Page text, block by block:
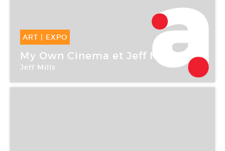
ART EXPO
20 Jan -12 Fév 2005
My Own Cinema et Jeff Mills
Jeff Mills